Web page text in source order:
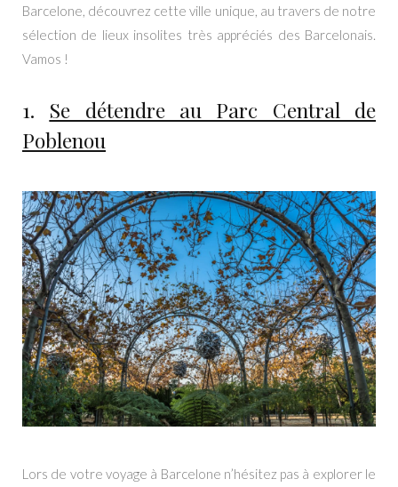
Barcelone, découvrez cette ville unique, au travers de notre
sélection de lieux insolites très appréciés des Barcelonais.
Vamos !
1. Se détendre au Parc Central de
Poblenou
Lors de votre voyage à Barcelone n’hésitez pas à explorer le